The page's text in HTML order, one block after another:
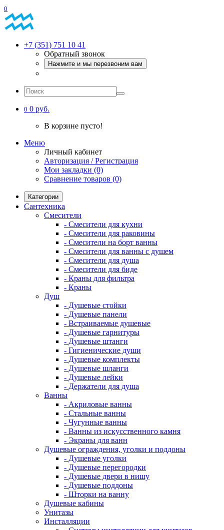
0
+7 (351) 751 10 41
Обратный звонок
Нажмите и мы перезвоним вам
0 0 руб.
В корзине пусто!
Меню
Личный кабинет
Авторизация / Регистрация
Мои закладки (0)
Сравнение товаров (0)
Категории
Сантехника
Смесители
- Смесители для кухни
- Смесители для раковины
- Смесители на борт ванны
- Смесители для ванны с душем
- Смесители для душа
- Смесители для биде
- Краны для фильтра
- Краны
Душ
- Душевые стойки
- Душевые панели
- Встраиваемые душевые
- Душевые гарнитуры
- Душевые штанги
- Гигиенические души
- Душевые комплекты
- Душевые шланги
- Душевые лейки
- Держатели для душа
Ванны
- Акриловые ванны
- Стальные ванны
- Чугунные ванны
- Ванны из искусственного камня
- Экраны для ванн
Душевые ограждения, уголки и поддоны
- Душевые уголки
- Душевые перегородки
- Душевые двери в нишу
- Душевые поддоны
- Шторки на ванну
Душевые кабины
Унитазы
Инсталляции